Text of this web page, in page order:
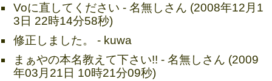
Voに直してください - 名無しさん (2008年12月1
3日 22時14分58秒)
修正しました。 - kuwa
まぁやの本名教えて下さい!! - 名無しさん (2009
年03月21日 10時21分09秒)